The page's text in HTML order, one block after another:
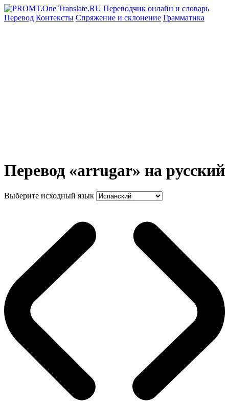
Перевод Контексты Спряжение и склонение Грамматика
Перевод «arrugar» на русский
Выберите исходный язык